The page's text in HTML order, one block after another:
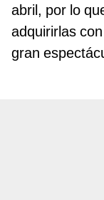
abril, por lo
adquirirlas
gran